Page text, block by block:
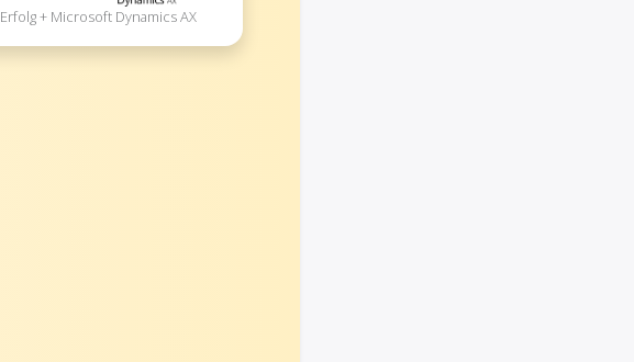
Erfolg + Microsoft Dynamics AX